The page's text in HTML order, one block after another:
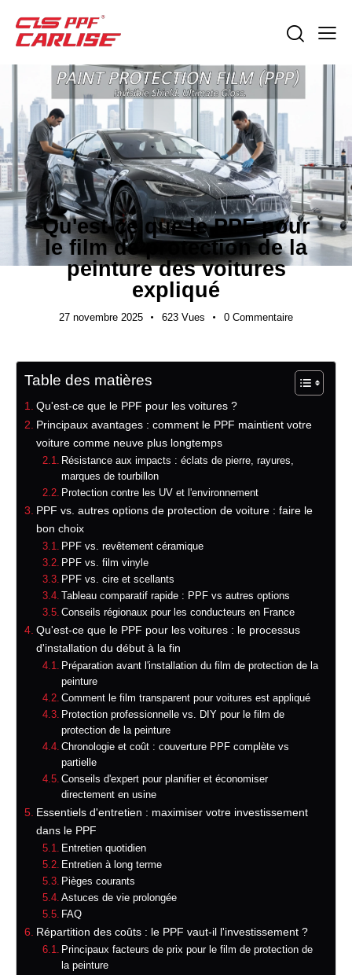
GUIDES D'EXPORTATION
Qu'est-ce que le PPF pour
le film de protection de la
peinture des voitures
expliqué
27 novembre 2025 623 Vues 0 Commentaire
Table des matières
Qu'est-ce que le PPF pour les voitures ?
Principaux avantages : comment le PPF maintient votre
voiture comme neuve plus longtemps
Résistance aux impacts : éclats de pierre, rayures,
marques de tourbillon
Protection contre les UV et l'environnement
PPF vs. autres options de protection de voiture : faire le
bon choix
PPF vs. revêtement céramique
PPF vs. film vinyle
PPF vs. cire et scellants
Tableau comparatif rapide : PPF vs autres options
Conseils régionaux pour les conducteurs en France
Qu'est-ce que le PPF pour les voitures : le processus
d'installation du début à la fin
Préparation avant l'installation du film de protection de la
peinture
Comment le film transparent pour voitures est appliqué
Protection professionnelle vs. DIY pour le film de
protection de la peinture
Chronologie et coût : couverture PPF complète vs
partielle
Conseils d'expert pour planifier et économiser
directement en usine
Essentiels d'entretien : maximiser votre investissement
dans le PPF
Entretien quotidien
Entretien à long terme
Pièges courants
Astuces de vie prolongée
FAQ
Répartition des coûts : le PPF vaut-il l'investissement ?
Principaux facteurs de prix pour le film de protection de
la peinture